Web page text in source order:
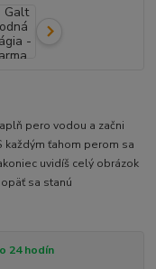
pero vodou a začni
ťahom perom sa
uvidíš celý obrázok
sa stanú
24 hodín